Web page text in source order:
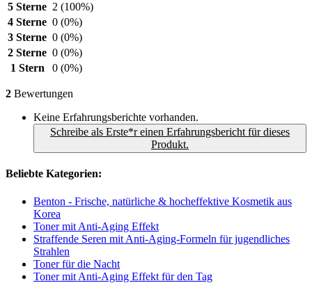
5 Sterne 2 (100%)
4 Sterne 0 (0%)
3 Sterne 0 (0%)
2 Sterne 0 (0%)
1 Stern
0 (0%)
2 Bewertungen
Keine Erfahrungsberichte vorhanden.
Schreibe als Erste*r einen Erfahrungsbericht für dieses
Produkt.
Beliebte Kategorien:
Benton - Frische, natürliche & hocheffektive Kosmetik aus
Korea
Toner mit Anti-Aging Effekt
Straffende Seren mit Anti‑Aging‑Formeln für jugendliches
Strahlen
Toner für die Nacht
Toner mit Anti-Aging Effekt für den Tag